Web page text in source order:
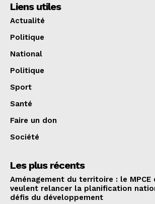
Liens utiles
Actualité
Politique
National
Politique
Sport
Santé
Faire un don
Société
Les plus récents
Aménagement du territoire : le MPCE
veulent relancer la planification
défis du développement